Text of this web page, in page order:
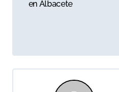
g
en Albacete